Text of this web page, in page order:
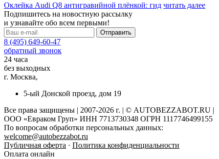
Оклейка Audi Q8 антигравийной плёнкой: гид читать далее
Подпишитесь на новостную рассылку
и узнавайте обо всем первыми!
8 (495) 649-60-47
обратный звонок
24 часа
без выходных
г. Москва,
5-ый Донской проезд, дом 19
Все права защищены | 2007-2026 г. | © AUTOBEZZABOT.RU |
ООО «Евраком Груп» ИНН 7713730348 ОГРН 1117746499155
По вопросам обработки персональных данных:
welcome@autobezzabot.ru
Публичная оферта · Политика конфиденциальности
Оплата онлайн